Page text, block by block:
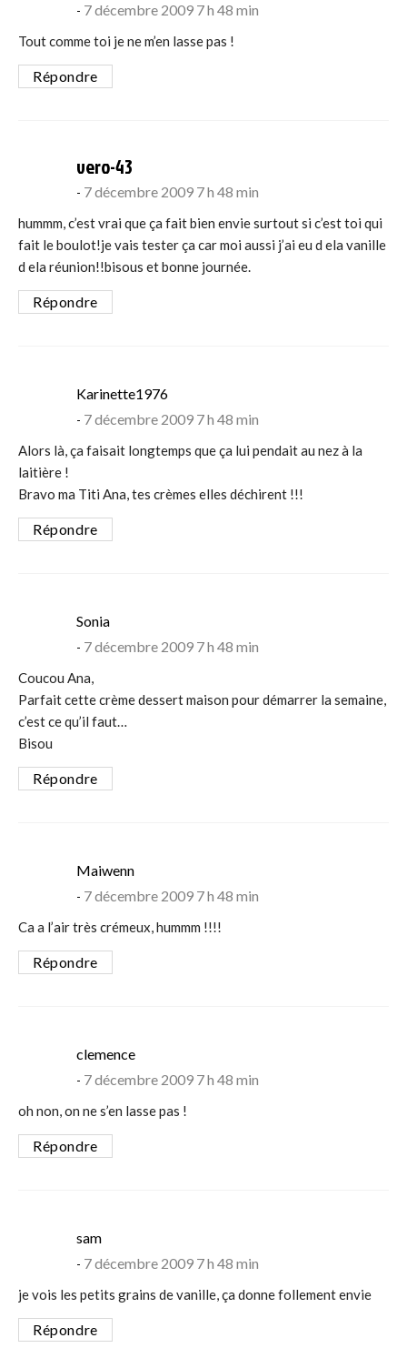
7 décembre 2009 7 h 48 min
Tout comme toi je ne m’en lasse pas !
Répondre
vero-43
7 décembre 2009 7 h 48 min
hummm, c’est vrai que ça fait bien envie surtout si c’est toi qui
fait le boulot!je vais tester ça car moi aussi j’ai eu d ela vanille
d ela réunion!!bisous et bonne journée.
Répondre
Karinette1976says:
7 décembre 2009 7 h 48 min
Alors là, ça faisait longtemps que ça lui pendait au nez à la
laitière !
Bravo ma Titi Ana, tes crèmes elles déchirent !!!
Répondre
Soniasays:
7 décembre 2009 7 h 48 min
Coucou Ana,
Parfait cette crème dessert maison pour démarrer la semaine,
c’est ce qu’il faut…
Bisou
Répondre
Maiwennsays:
7 décembre 2009 7 h 48 min
Ca a l’air très crémeux, hummm !!!!
Répondre
clemencesays:
7 décembre 2009 7 h 48 min
oh non, on ne s’en lasse pas !
Répondre
samsays:
7 décembre 2009 7 h 48 min
je vois les petits grains de vanille, ça donne follement envie
Répondre